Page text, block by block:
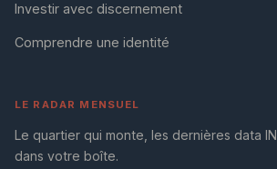
Investir avec discernement
Comprendre une identité
LE RADAR MENSUEL
Le quartier qui monte, les dernières data
dans votre boîte.